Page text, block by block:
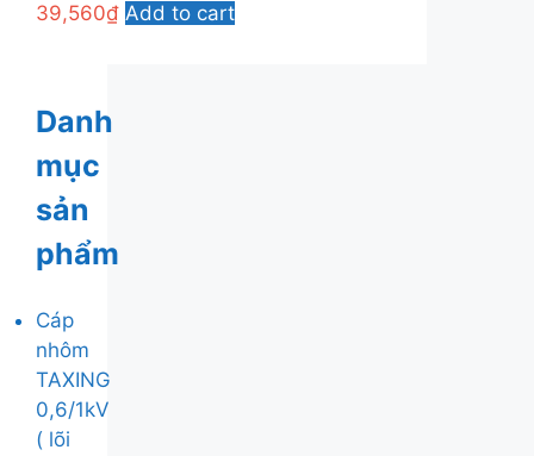
39,560₫ Add to cart
Danh
mục
sản
phẩm
Cáp
nhôm
TAXING
0,6/1kV
( lõi